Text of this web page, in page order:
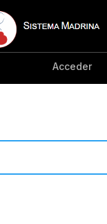
Acceder